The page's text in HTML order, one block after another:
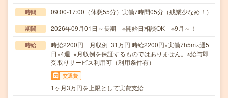
時間 09:00-17:00（休憩55分）実働7時間05分（残業少なめ！）
期間 2026年09月01日～長期 ※開始日相談OK ※9月～！
時給
時給2200円 月収例 31万円 時給2200円×実働7h5m×週5
日×4週 ※月収例を保証するものではありません。※給与即
受取りサービス利用可（利用条件有）
交通費
1ヶ月3万円を上限として実費支給